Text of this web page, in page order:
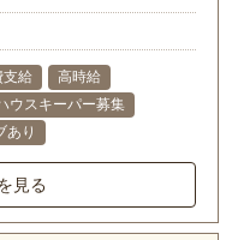
支給
高時給
ウスキーパー募集
あり
見る